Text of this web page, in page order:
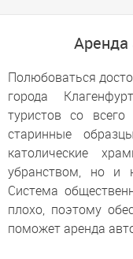
Аренда
Полюбоваться
города
туристов со
старинные
католические
убранством, но и
Система
плохо, поэтому
поможет аренда